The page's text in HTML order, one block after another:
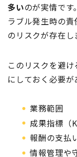
多いのが実情で
ラブル発生時の
のリスクが存在し
このリスクを避
にしておく必要が
業務範囲
成果指標（
報酬の支払
情報管理や